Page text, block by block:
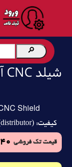
شیلد CNC آردویینو
Shield
کیفیت:
قیمت تک فروشی